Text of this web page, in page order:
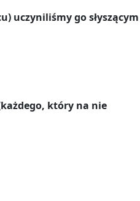
uczyniliśmy go słyszącym
który na nie